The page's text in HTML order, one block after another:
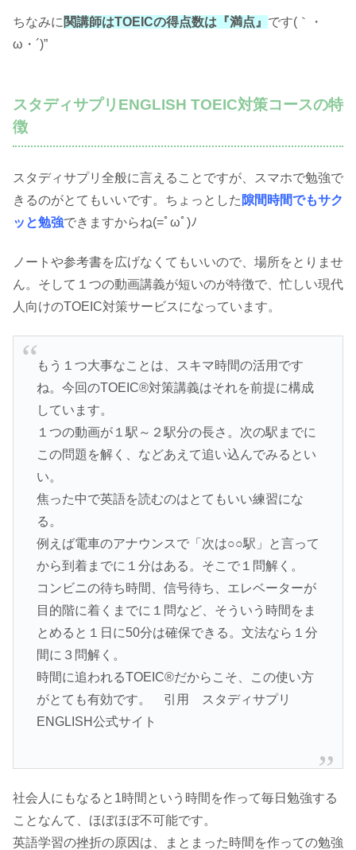
ちなみに 関講師はTOEICの得点数は『満点』 です(｀・
ω・´)”
スタディサプリENGLISH TOEIC対策コースの特
徴
スタディサプリ全般に言えることですが、スマホで勉強で
きるのがとてもいいです。ちょっとした 隙間時間でもサク
ッと勉強できますからね(=ﾟωﾟ)ﾉ
ノートや参考書を広げなくてもいいので、場所をとりませ
ん。そして１つの動画講義が短いのが特徴で、忙しい現代
人向けのTOEIC対策サービスになっています。
もう１つ大事なことは、スキマ時間の活用です
ね。今回のTOEIC®対策講義はそれを前提に構成
しています。
１つの動画が１駅～２駅分の長さ。次の駅までに
この問題を解く、などあえて追い込んでみるとい
い。
焦った中で英語を読むのはとてもいい練習にな
る。
例えば電車のアナウンスで「次は○○駅」と言って
から到着までに１分はある。そこで１問解く。
コンビニの待ち時間、信号待ち、エレベーターが
目的階に着くまでに１問など、そういう時間をま
とめると１日に50分は確保できる。文法なら１分
間に３問解く。
時間に追われるTOEIC®だからこそ、この使い方
がとても有効です。 引用 スタディサプリ
ENGLISH公式サイト
社会人にもなると1時間という時間を作って毎日勉強する
ことなんて、ほぼほぼ不可能です。
英語学習の挫折の原因は、まとまった時間を作っての勉強